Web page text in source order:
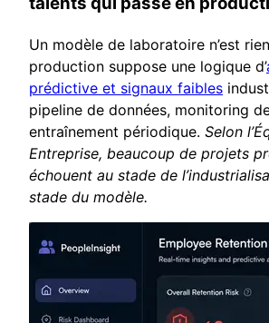
Un modèle de laboratoire n’est
production suppose une logique d’
prédictive et signaux faibles
pipeline de données, monitoring
entraînement périodique. Selon
Entreprise, beaucoup de projets
échouent au stade de
stade du modèle.